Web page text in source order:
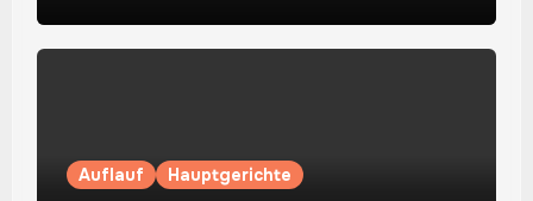
Auflauf Hauptgerichte